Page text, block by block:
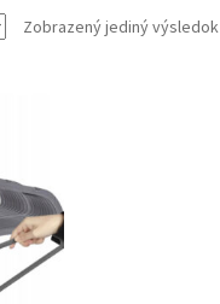
Zobrazený jediný výsledok